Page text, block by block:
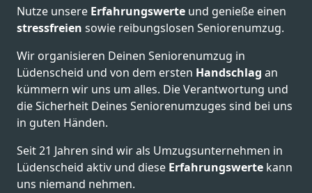
Nutze unsere Erfahrungswerte und genieße einen
stressfreien sowie reibungslosen Seniorenumzug.
Wir organisieren Deinen Seniorenumzug in
Lüdenscheid und von dem ersten Handschlag an
kümmern wir uns um alles. Die Verantwortung und
die Sicherheit Deines Seniorenumzuges sind bei uns
in guten Händen.
Seit 21 Jahren sind wir als Umzugsunternehmen in
Lüdenscheid aktiv und diese Erfahrungswerte kann
uns niemand nehmen.